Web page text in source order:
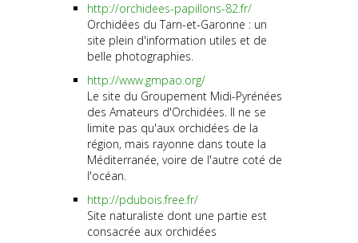
http://orchidees-papillons-82.fr/
Orchidées du Tarn-et-Garonne : un
site plein d'information utiles et de
belle photographies.
http://www.gmpao.org/
Le site du Groupement Midi-Pyrénées
des Amateurs d'Orchidées. Il ne se
limite pas qu'aux orchidées de la
région, mais rayonne dans toute la
Méditerranée, voire de l'autre coté de
l'océan.
http://pdubois.free.fr/
Site naturaliste dont une partie est
consacrée aux orchidées